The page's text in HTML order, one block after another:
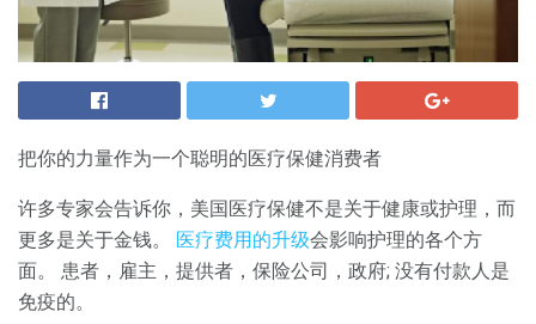
把你的力量作为一个聪明的医疗保健消费者
许多专家会告诉你，美国医疗保健不是关于健康或护理，而
更多是关于金钱。 医疗费用的升级会影响护理的各个方
面。 患者，雇主，提供者，保险公司，政府; 没有付款人是
免疫的。